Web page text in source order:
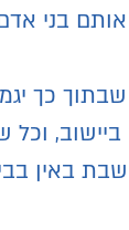
אותם בני
כך
וכל
שבת באין